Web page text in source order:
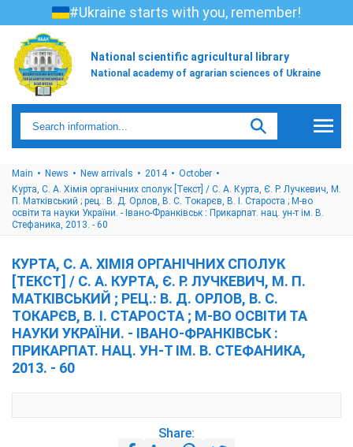
#Ukraine starts with you, remember!
National scientific agricultural library
National academy of agrarian sciences of Ukraine
Main News New arrivals 2014
October
Курта, С. А. Хімія органічних сполук [Текст] / С. А. Курта, Є. Р. Лучкевич, М.
П. Матківський ; рец.: В. Д. Орлов, В. С. Токарєв, В. І. Староста ; М-во
освіти та науки України. - Івано-Франківськ : Прикарпат. нац. ун-т ім. В.
Стефаника, 2013. - 60
КУРТА, С. А. ХІМІЯ ОРГАНІЧНИХ СПОЛУК
[ТЕКСТ] / С. А. КУРТА, Є. Р. ЛУЧКЕВИЧ, М. П.
МАТКІВСЬКИЙ ; РЕЦ.: В. Д. ОРЛОВ, В. С.
ТОКАРЄВ, В. І. СТАРОСТА ; М-ВО ОСВІТИ ТА
НАУКИ УКРАЇНИ. - ІВАНО-ФРАНКІВСЬК :
ПРИКАРПАТ. НАЦ. УН-Т ІМ. В. СТЕФАНИКА,
2013. - 60
Share: